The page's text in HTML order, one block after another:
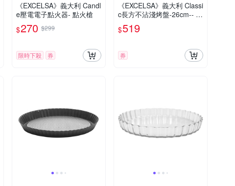
《EXCELSA》義大利 Candl
e壓電電子點火器- 點火槍
$270 $299
限時下殺 券
《EXCELSA》義大利 Classi
c長方不沾淺烤盤-26cm-- 淺
烤盤
$519
券